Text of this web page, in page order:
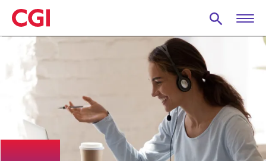
Skip
to
main
content